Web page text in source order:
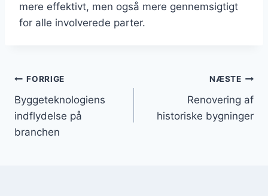
mere effektivt, men også mere gennemsigtigt
for alle involverede parter.
Indlægsnavigation
FORRIGE
Byggeteknologiens
indflydelse på
branchen
NÆSTE
Renovering af
historiske bygninger